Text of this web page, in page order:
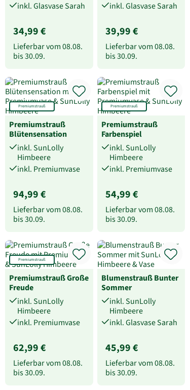
inkl. Glasvase Sarah
34,99 €
Lieferbar vom08.08.
bis30.09.
inkl. Glasvase Sarah
39,99 €
Lieferbar vom08.08.
bis30.09.
Premiumstrauß
Premiumstrauß
Blütensensation
inkl. SunLolly
Himbeere
inkl. Premiumvase
94,99 €
Lieferbar vom08.08.
bis30.09.
Premiumstrauß
Premiumstrauß
Farbenspiel
inkl. SunLolly
Himbeere
inkl. Premiumvase
54,99 €
Lieferbar vom08.08.
bis30.09.
Premiumstrauß
Premiumstrauß Große
Freude
inkl. SunLolly
Himbeere
inkl. Premiumvase
62,99 €
Lieferbar vom08.08.
bis30.09.
Blumenstrauß Bunter
Sommer
inkl. SunLolly
Himbeere
inkl. Glasvase Sarah
45,99 €
Lieferbar vom08.08.
bis30.09.